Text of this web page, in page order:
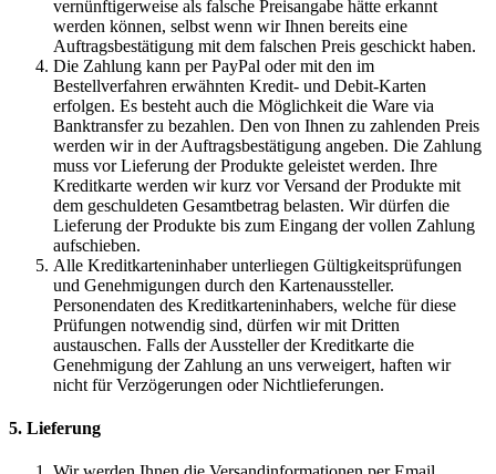
vernünftigerweise als falsche Preisangabe hätte erkannt
werden können, selbst wenn wir Ihnen bereits eine
Auftragsbestätigung mit dem falschen Preis geschickt haben.
Die Zahlung kann per PayPal oder mit den im
Bestellverfahren erwähnten Kredit- und Debit-Karten
erfolgen. Es besteht auch die Möglichkeit die Ware via
Banktransfer zu bezahlen. Den von Ihnen zu zahlenden Preis
werden wir in der Auftragsbestätigung angeben. Die Zahlung
muss vor Lieferung der Produkte geleistet werden. Ihre
Kreditkarte werden wir kurz vor Versand der Produkte mit
dem geschuldeten Gesamtbetrag belasten. Wir dürfen die
Lieferung der Produkte bis zum Eingang der vollen Zahlung
aufschieben.
Alle Kreditkarteninhaber unterliegen Gültigkeitsprüfungen
und Genehmigungen durch den Kartenaussteller.
Personendaten des Kreditkarteninhabers, welche für diese
Prüfungen notwendig sind, dürfen wir mit Dritten
austauschen. Falls der Aussteller der Kreditkarte die
Genehmigung der Zahlung an uns verweigert, haften wir
nicht für Verzögerungen oder Nichtlieferungen.
5. Lieferung